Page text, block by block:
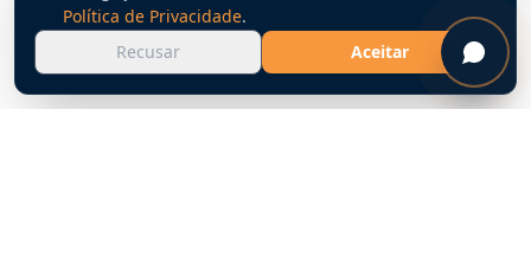
Política de Privacidade.
Recusar
Aceitar